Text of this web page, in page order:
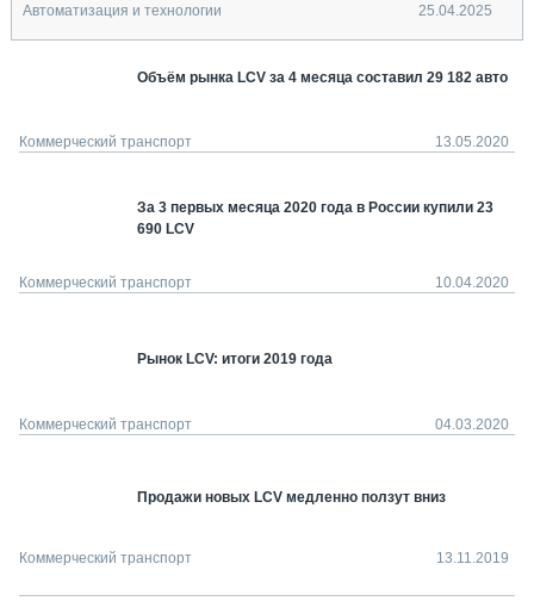
Автоматизация и технологии 25.04.2025
Объём рынка LCV за 4 месяца составил 29 182 авто
Коммерческий транспорт 13.05.2020
За 3 первых месяца 2020 года в России купили 23
690 LCV
Коммерческий транспорт 10.04.2020
Рынок LCV: итоги 2019 года
Коммерческий транспорт 04.03.2020
Продажи новых LCV медленно ползут вниз
Коммерческий транспорт 13.11.2019